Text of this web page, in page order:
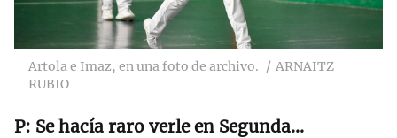
Artola e Imaz, en una foto de archivo.
ARNAITZ
RUBIO
Se hacía raro verle en Segunda...